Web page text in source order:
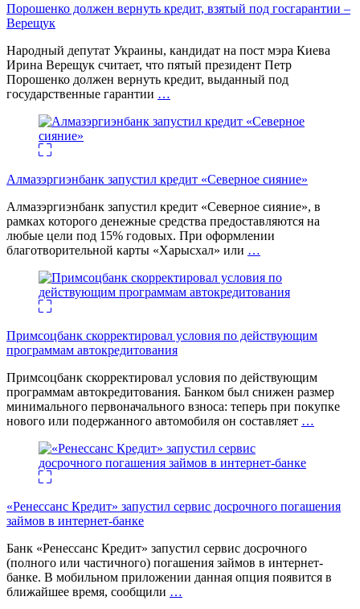
Порошенко должен вернуть кредит, взятый под госгарантии –
Верещук
Народный депутат Украины, кандидат на пост мэра Киева
Ирина Верещук считает, что пятый президент Петр
Порошенко должен вернуть кредит, выданный под
государственные гарантии …
Алмазэргиэнбанк запустил кредит «Северное сияние»
Алмазэргиэнбанк запустил кредит «Северное сияние», в
рамках которого денежные средства предоставляются на
любые цели под 15% годовых. При оформлении
благотворительной карты «Харысхал» или …
Примсоцбанк скорректировал условия по действующим
программам автокредитования
Примсоцбанк скорректировал условия по действующим
программам автокредитования. Банком был снижен размер
минимального первоначального взноса: теперь при покупке
нового или подержанного автомобиля он составляет …
«Ренессанс Кредит» запустил сервис досрочного погашения
займов в интернет-банке
Банк «Ренессанс Кредит» запустил сервис досрочного
(полного или частичного) погашения займов в интернет-
банке. В мобильном приложении данная опция появится в
ближайшее время, сообщили …